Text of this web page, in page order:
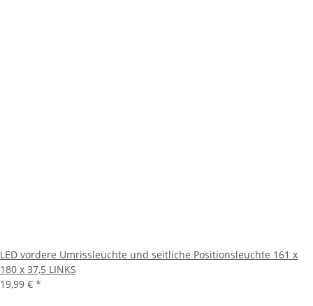
LED vordere Umrissleuchte und seitliche Positionsleuchte 161 x
180 x 37,5 LINKS
19,99 € *